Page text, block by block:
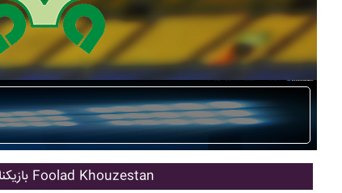
بازیکنان اصلی Foolad Khouzestan